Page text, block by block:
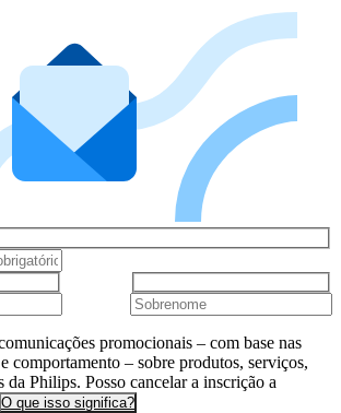
promocionais – com base nas
comportamento – sobre produtos, serviços,
da Philips. Posso cancelar a inscrição a
O que isso significa?